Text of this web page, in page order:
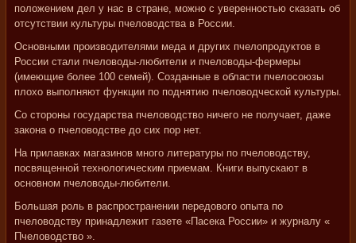
положением дел у нас в стране, можно с уверенностью сказать об
отсутствии культуры пчеловодства в России.
Основными производителями меда и других пчелопродуктов в
России стали пчеловоды-любители и пчеловоды-фермеры
(имеющие более 100 семей). Созданные в области пчелосоюзы
плохо выполняют функции по поднятию пчеловодческой культуры.
Со стороны государства пчеловодство ничего не получает, даже
закона о пчеловодстве до сих пор нет.
На прилавках магазинов много литературы по пчеловодству,
посвященной технологическим приемам. Книги выпускают в
основном пчеловоды-любители.
Большая роль в распространении передового опыта по
пчеловодству принадлежит газете «Пасека России» и журналу «
Пчеловодство ».